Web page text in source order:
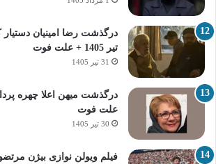
تیر 1405 + علت فوت
31 تیر 1405
درگذشت میهن اعلا چهره
علت فوت
30 تیر 1405
فیلم ویولن نوازی بیژن